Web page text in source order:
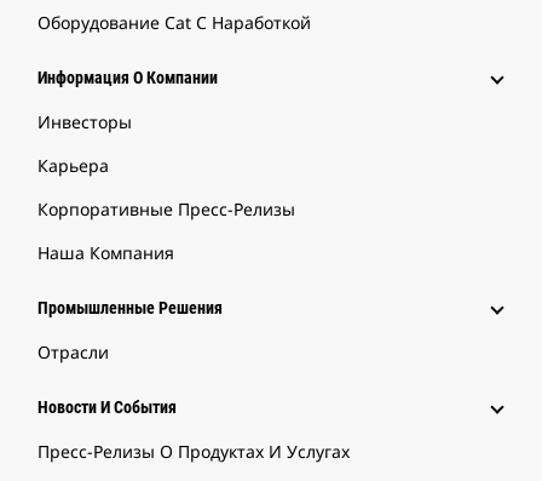
Оборудование Cat С Наработкой
Информация О Компании
Инвесторы
Карьера
Корпоративные Пресс-Релизы
Наша Компания
Промышленные Решения
Отрасли
Новости И События
Пресс-Релизы О Продуктах И Услугах